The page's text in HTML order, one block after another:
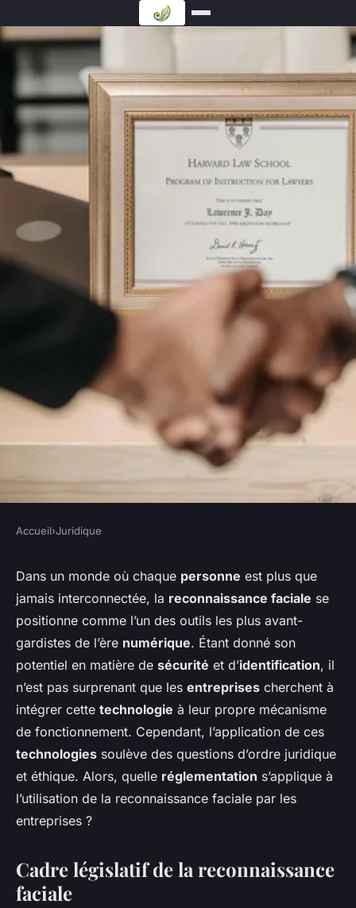
Quelle réglementation
s'applique à l'utilisation des
technologies de
reconnaissance faciale par les
entreprises?
Accueil›Juridique
Dans un monde où chaque personne est plus que
jamais interconnectée, la reconnaissance faciale se
positionne comme l’un des outils les plus avant-
gardistes de l’ère numérique. Étant donné son
potentiel en matière de sécurité et d’identification, il
n’est pas surprenant que les entreprises cherchent à
intégrer cette technologie à leur propre mécanisme
de fonctionnement. Cependant, l’application de ces
technologies soulève des questions d’ordre juridique
et éthique. Alors, quelle réglementation s’applique à
l’utilisation de la reconnaissance faciale par les
entreprises ?
Cadre législatif de la reconnaissance
faciale